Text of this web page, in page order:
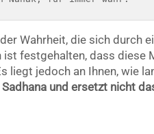
Wahrheit, die sich durch
ist festgehalten, dass diese
liegt jedoch an Ihnen, wie
und ersetzt nicht